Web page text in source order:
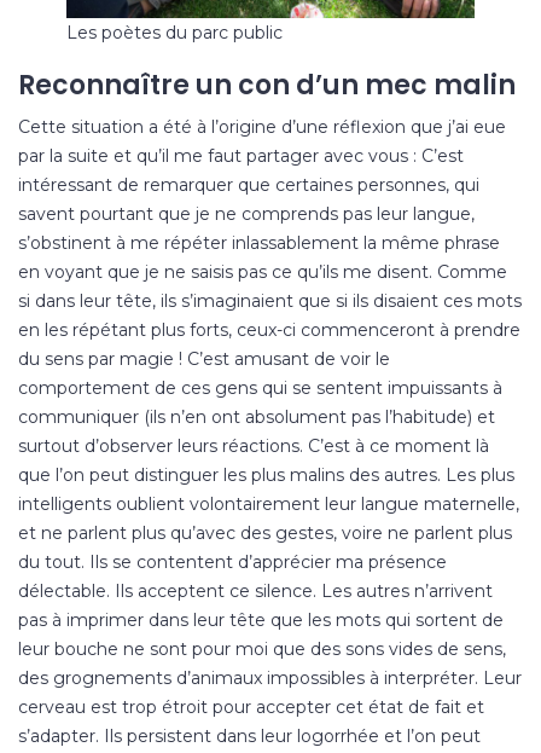
Les poètes du parc public
Reconnaître un con d’un mec malin
Cette situation a été à l’origine d’une réflexion que j’ai eue
par la suite et qu’il me faut partager avec vous : C’est
intéressant de remarquer que certaines personnes, qui
savent pourtant que je ne comprends pas leur langue,
s’obstinent à me répéter inlassablement la même phrase
en voyant que je ne saisis pas ce qu’ils me disent. Comme
si dans leur tête, ils s’imaginaient que si ils disaient ces mots
en les répétant plus forts, ceux-ci commenceront à prendre
du sens par magie ! C’est amusant de voir le
comportement de ces gens qui se sentent impuissants à
communiquer (ils n’en ont absolument pas l’habitude) et
surtout d’observer leurs réactions. C’est à ce moment là
que l’on peut distinguer les plus malins des autres. Les plus
intelligents oublient volontairement leur langue maternelle,
et ne parlent plus qu’avec des gestes, voire ne parlent plus
du tout. Ils se contentent d’apprécier ma présence
délectable. Ils acceptent ce silence. Les autres n’arrivent
pas à imprimer dans leur tête que les mots qui sortent de
leur bouche ne sont pour moi que des sons vides de sens,
des grognements d’animaux impossibles à interpréter. Leur
cerveau est trop étroit pour accepter cet état de fait et
s’adapter. Ils persistent dans leur logorrhée et l’on peut